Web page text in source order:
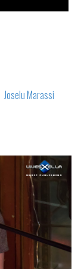
Joselu Marassi